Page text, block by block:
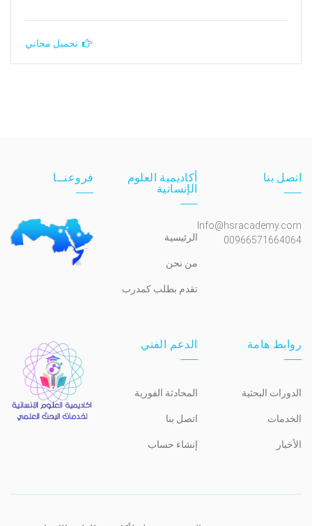
تحميل مجاني
اتصل بنا
Info@hsracademy.com
00966571664064
أكاديمية العلوم
الإنسانية
الرئيسية
من نحن
تقدم بطلب كمدرب
فروعنــا
روابط هامة
الدورات البحثية
الخدمات
الأخبار
الدعم الفني
المحادثة الفورية
اتصل بنا
إنشاء حساب